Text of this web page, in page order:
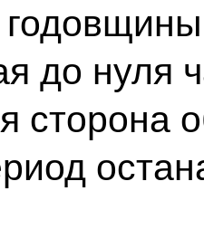
до нуля
сторона